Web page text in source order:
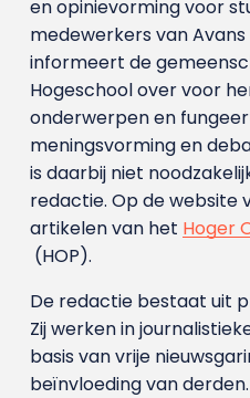
en opinievorming voor
medewerkers van Avans
informeert de
Hogeschool over voor
onderwerpen en
meningsvorming en
is daarbij niet
redactie. Op de website
artikelen van het Hoger
(HOP).
De redactie bestaat uit
Zij werken in
basis van vrije
beïnvloeding van